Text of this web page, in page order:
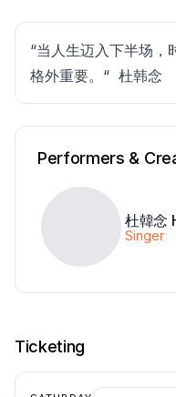
“当人生迈入下半场，
格外重要。“ 杜韩念
Performers &
杜韓念
Singer
Ticketing